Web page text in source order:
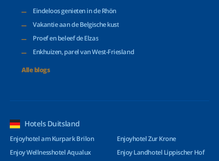
Eindeloos genieten in de Rhön
Vakantie aan de Belgische kust
Proef en beleef de Elzas
Enkhuizen, parel van West-Friesland
Alle blogs
Hotels Duitsland
Enjoyhotel am Kurpark Brilon
Enjoy Wellnesshotel Aqualux
Enjoyhotel Zur Krone
Enjoy Landhotel Lippischer Hof